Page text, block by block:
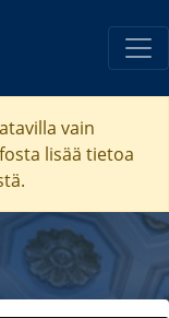
vain
lisää tietoa